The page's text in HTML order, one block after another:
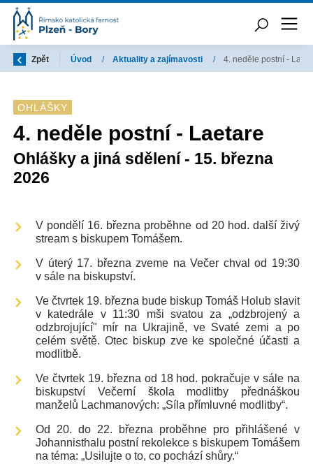
Zpět Úvod / Aktuality a zajímavosti / 4. neděle postní -
OHLÁŠKY
4. neděle postní - Laetare
Ohlášky a jiná sdělení - 15. března
2026
V pondělí 16. března proběhne od 20 hod. další živý
stream s biskupem Tomášem.
V úterý 17. března zveme na Večer chval od 19:30
v sále na biskupství.
Ve čtvrtek 19. března bude biskup Tomáš Holub slavit
v katedrále v 11:30 mši svatou za „odzbrojený a
odzbrojující" mír na Ukrajině, ve Svaté zemi a po
celém světě. Otec biskup zve ke společné účasti a
modlitbě.
Ve čtvrtek 19. března od 18 hod. pokračuje v sále na
biskupství Večerní škola modlitby přednáškou
manželů Lachmanových: „Síla přímluvné modlitby“.
Od 20. do 22. března proběhne pro přihlášené v
Johannisthalu postní rekolekce s biskupem Tomášem
na téma: „Usilujte o to, co pochází shůry.“